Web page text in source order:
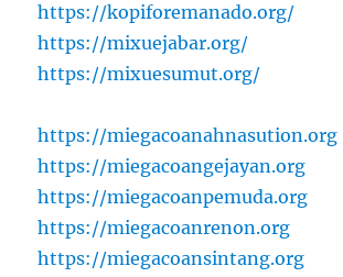
https://kopiforemanado.org/
https://mixuejabar.org/
https://mixuesumut.org/
https://miegacoanahnasution.org
https://miegacoangejayan.org
https://miegacoanpemuda.org
https://miegacoanrenon.org
https://miegacoansintang.org